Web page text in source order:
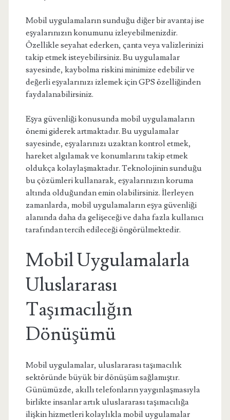
Mobil uygulamaların sunduğu diğer bir avantaj ise
eşyalarınızın konumunu izleyebilmenizdir.
Özellikle seyahat ederken, çanta veya valizlerinizi
takip etmek isteyebilirsiniz. Bu uygulamalar
sayesinde, kaybolma riskini minimize edebilir ve
değerli eşyalarınızı izlemek için GPS özelliğinden
faydalanabilirsiniz.
Eşya güvenliği konusunda mobil uygulamaların
önemi giderek artmaktadır. Bu uygulamalar
sayesinde, eşyalarınızı uzaktan kontrol etmek,
hareket algılamak ve konumlarını takip etmek
oldukça kolaylaşmaktadır. Teknolojinin sunduğu
bu çözümleri kullanarak, eşyalarınızın koruma
altında olduğundan emin olabilirsiniz. İlerleyen
zamanlarda, mobil uygulamaların eşya güvenliği
alanında daha da gelişeceği ve daha fazla kullanıcı
tarafından tercih edileceği öngörülmektedir.
Mobil Uygulamalarla
Uluslararası
Taşımacılığın
Dönüşümü
Mobil uygulamalar, uluslararası taşımacılık
sektöründe büyük bir dönüşüm sağlamıştır.
Günümüzde, akıllı telefonların yaygınlaşmasıyla
birlikte insanlar artık uluslararası taşımacılığa
ilişkin hizmetleri kolaylıkla mobil uygulamalar